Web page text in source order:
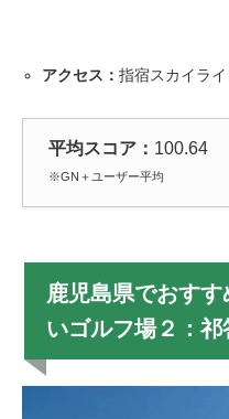
アクセス：指宿スカイラ
平均スコア： 100.64
※GN＋ユーザー平均
鹿児島県でおす
いゴルフ場２：